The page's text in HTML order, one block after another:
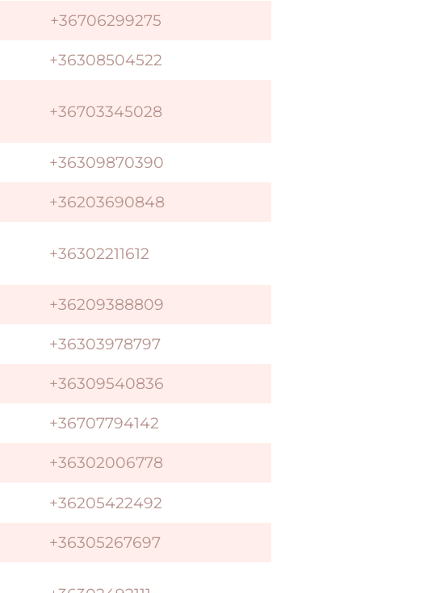
+36706299275
+36308504522
+36703345028
+36309870390
+36203690848
+36302211612
+36209388809
+36303978797
+36309540836
+36707794142
+36302006778
+36205422492
+36305267697